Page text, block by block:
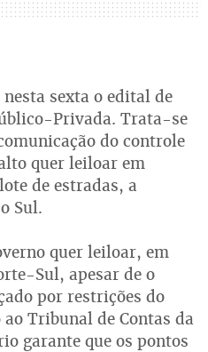
sexta o edital de
Privada. Trata-se
do controle
quer leiloar em
de estradas, a
Sul.
quer leiloar, em
Sul, apesar de o
por restrições do
Tribunal de Contas da
garante que os pontos